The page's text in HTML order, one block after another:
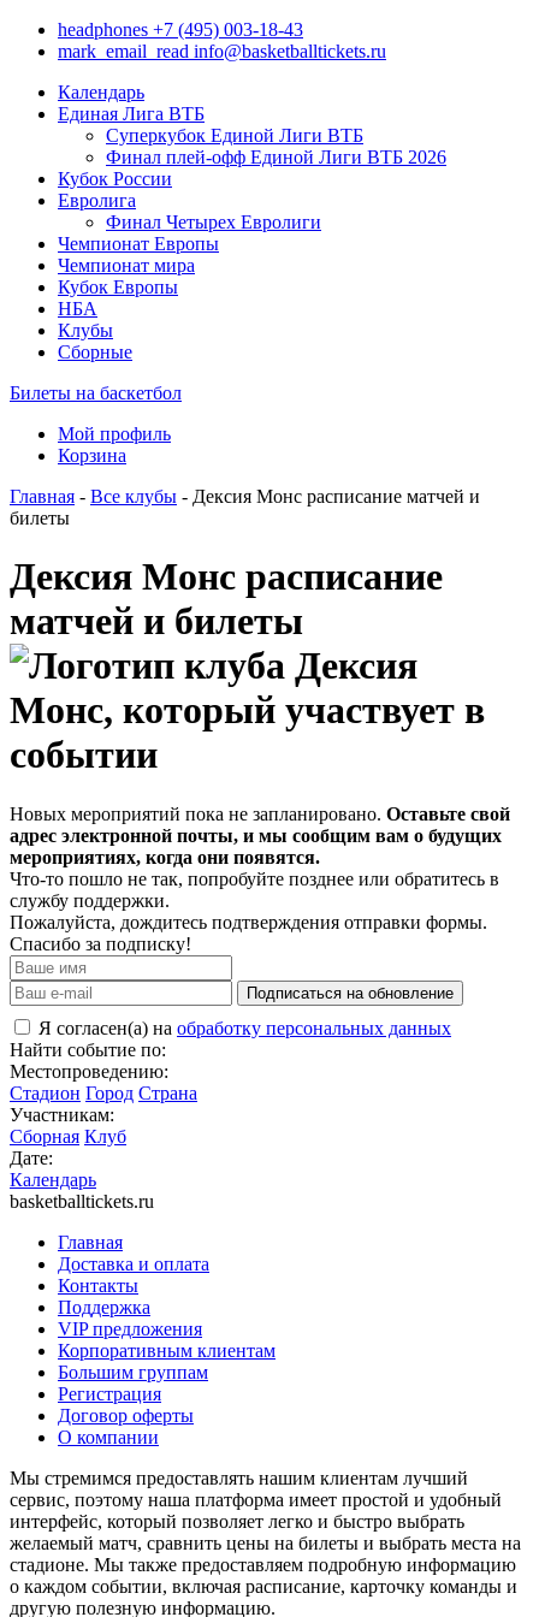
headphones +7 (495) 003-18-43
mark_email_read info@basketballtickets.ru
Календарь
Единая Лига ВТБ
Суперкубок Единой Лиги ВТБ
Финал плей-офф Единой Лиги ВТБ 2026
Кубок России
Евролига
Финал Четырех Евролиги
Чемпионат Европы
Чемпионат мира
Кубок Европы
НБА
Клубы
Сборные
Билеты на баскетбол
Мой профиль
Корзина
Главная - Все клубы - Дексия Монс расписание матчей и
билеты
Дексия Монс расписание
матчей и билеты
Новых мероприятий пока не запланировано. Оставьте свой
адрес электронной почты, и мы сообщим вам о будущих
мероприятиях, когда они появятся.
Что-то пошло не так, попробуйте позднее или обратитесь в
службу поддержки.
Пожалуйста, дождитесь подтверждения отправки формы.
Спасибо за подписку!
Подписаться на обновление
Я согласен(а) на обработку персональных данных
Найти событие по:
Местопроведению:
Стадион Город Страна
Участникам:
Сборная Клуб
Дате:
Календарь
basketballtickets.ru
Главная
Доставка и оплата
Контакты
Поддержка
VIP предложения
Корпоративным клиентам
Большим группам
Регистрация
Договор оферты
О компании
Мы стремимся предоставлять нашим клиентам лучший
сервис, поэтому наша платформа имеет простой и удобный
интерфейс, который позволяет легко и быстро выбрать
желаемый матч, сравнить цены на билеты и выбрать места на
стадионе. Мы также предоставляем подробную информацию
о каждом событии, включая расписание, карточку команды и
другую полезную информацию.